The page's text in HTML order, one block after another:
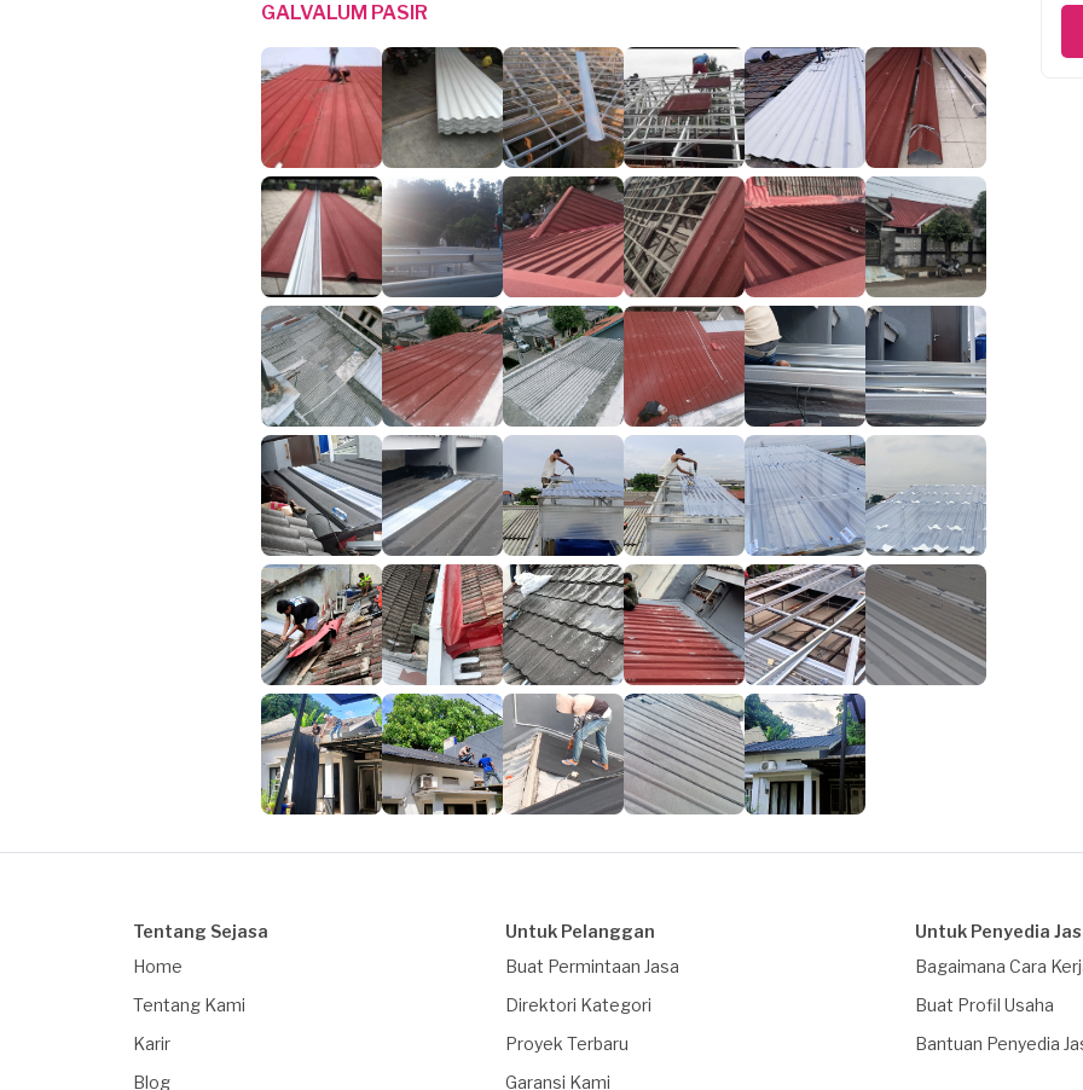
GALVALUM PASIR
Tentang Sejasa
Home
Tentang Kami
Karir
Blog
Untuk Pelanggan
Buat Permintaan Jasa
Direktori Kategori
Proyek Terbaru
Garansi Kami
Untuk Penyedia
Bagaimana Cara
Buat Profil Usaha
Bantuan Penyedia